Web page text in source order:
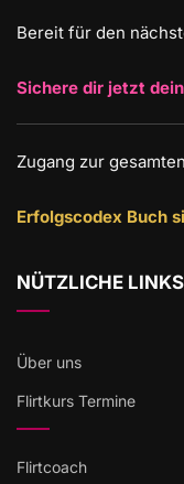
Bereit für den
Sichere dir jetzt
Zugang zur
Erfolgscodex Buch
NÜTZLICHE LINKS
Über uns
Flirtkurs Termine
Flirtcoach